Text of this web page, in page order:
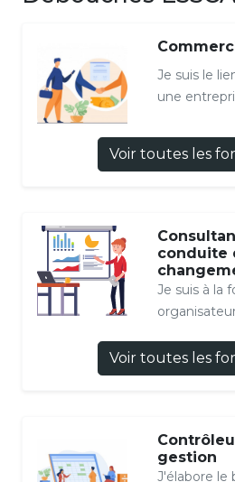
Je suis le
une
Voir toutes les
conduite
Je suis à la
Voir toutes les
gestion
J'élabore le